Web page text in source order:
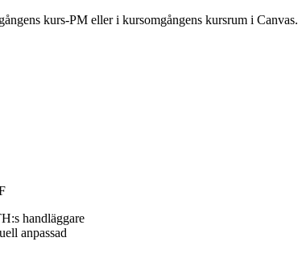
kurs-PM eller i kursomgångens kursrum i Canvas.
handläggare
anpassad